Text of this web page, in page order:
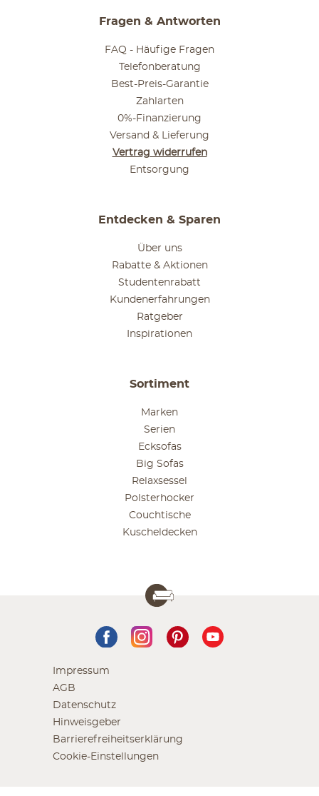
Fragen & Antworten
FAQ - Häufige Fragen
Telefonberatung
Best-Preis-Garantie
Zahlarten
0%-Finanzierung
Versand & Lieferung
Vertrag widerrufen
Entsorgung
Entdecken & Sparen
Über uns
Rabatte & Aktionen
Studentenrabatt
Kundenerfahrungen
Ratgeber
Inspirationen
Sortiment
Marken
Serien
Ecksofas
Big Sofas
Relaxsessel
Polsterhocker
Couchtische
Kuscheldecken
Impressum
AGB
Datenschutz
Hinweisgeber
Barrierefreiheitserklärung
Cookie-Einstellungen